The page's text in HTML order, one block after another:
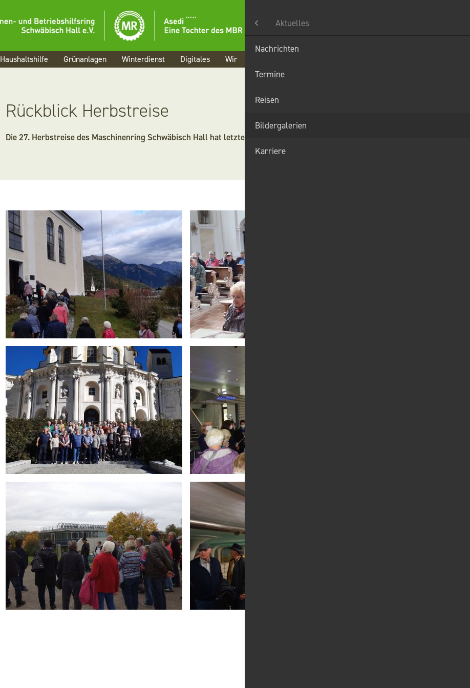
Haushaltshilfe Grünanlagen Winterdienst Digitales Wir
Rückblick Herbstreise
Die 27. Herbstreise des Maschinenring Schwäbisch Hall hat letzte Woche stattgefunden.
Aktuelles
Karriere
Kontakt
Suche
Aktuelles
Nachrichten
Termine
Reisen
Bildergalerien
Karriere